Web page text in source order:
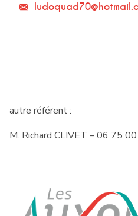
autre référent :
M. Richard CLIVET – 06 75